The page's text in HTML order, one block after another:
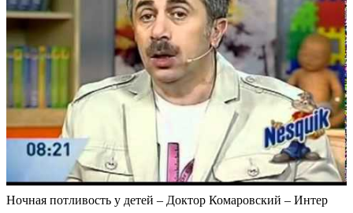
Ночная потливость у детей – Доктор Комаровский – Интер